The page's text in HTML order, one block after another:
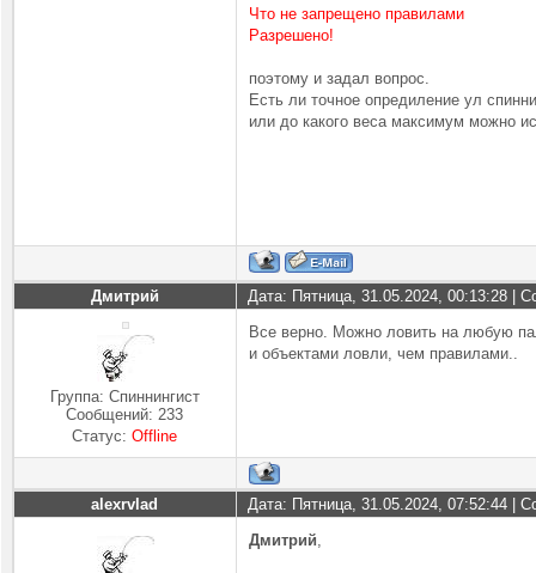
Что не запрeщено правилами
Разрешено!
поэтому и задал вопрос.
Есть ли точное опредиление ул
или до какогo веса максимум можно
Дмитрий Дата: Пятница, 31.05.2024, 00:13:28 |
Группа: Спиннингист
Сообщений:233
Статус:Offline
Все верно. Можно ловить на любую
и объектами ловли, чем правилами..
alexrvlad Дата: Пятница, 31.05.2024, 07:52:44 |
Дмитрий,